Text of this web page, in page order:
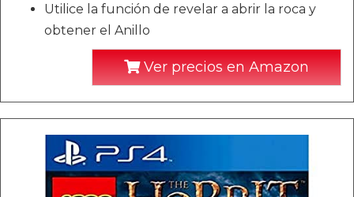
Utilice la función de revelar a abrir la roca y
obtener el Anillo
Ver precios en Amazon